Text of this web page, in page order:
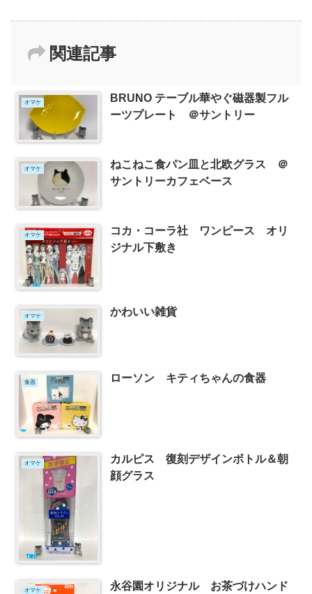
関連記事
オマケ
BRUNO テーブル華やぐ磁器製フル
ーツプレート ＠サントリー
オマケ
ねこねこ食パン皿と北欧グラス ＠
サントリーカフェベース
オマケ
コカ・コーラ社 ワンピース オリ
ジナル下敷き
オマケ かわいい雑貨
食器 ローソン キティちゃんの食器
オマケ
カルピス 復刻デザインボトル＆朝
顔グラス
オマケ
永谷園オリジナル お茶づけハンド